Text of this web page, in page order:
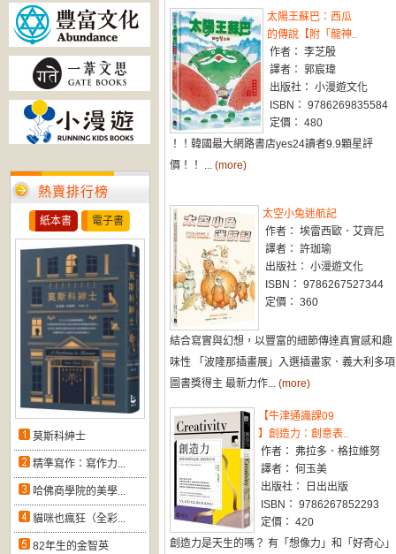
熱賣排行榜
紙本書 電子書
莫斯科紳士
精準寫作：寫作力...
哈佛商學院的美學...
貓咪也瘋狂（全彩...
82年生的金智英
太陽王蘇巴：西瓜
的傳說【附「龍神..
作者： 李芝殷
譯者： 郭宸瑋
出版社： 小漫遊文化
ISBN： 9786269835584
定價： 480
！！韓國最大網路書店yes24讀者9.9顆星評
價！！ ... (more)
太空小兔迷航記
作者： 埃雷西歐．艾齊尼
譯者： 許珈瑜
出版社： 小漫遊文化
ISBN： 9786267527344
定價： 360
結合寫實與幻想，以豐富的細節傳達真實感和趣
味性 「波隆那插畫展」入選插畫家．義大利多項
圖書獎得主 最新力作... (more)
【牛津通識課09
】創造力：創意表..
作者： 弗拉多．格拉維努
譯者： 何玉美
出版社： 日出出版
ISBN： 9786267852293
定價： 420
創造力是天生的嗎？ 有「想像力」和「好奇心」